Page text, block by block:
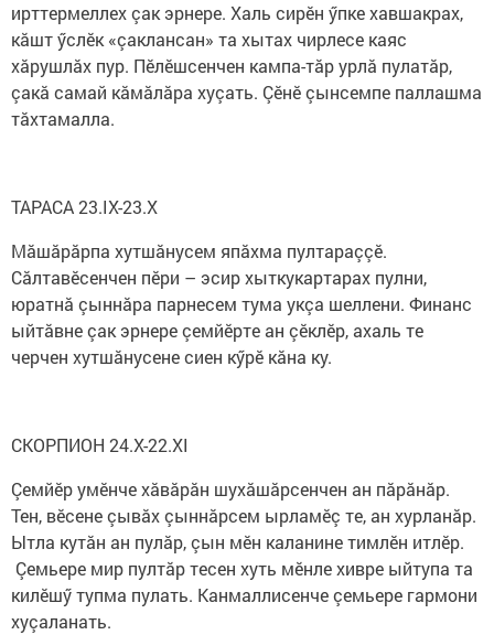
ирттермеллех çак эрнере. Халь сирӗн ӳпке хавшакрах,
кăшт ӳслӗк «çаклансан» та хытах чирлесе каяс
хăрушлăх пур. Пӗлӗшсенчен кампа-тăр урлă пулатăр,
çакă самай кăмăлăра хуçать. Çӗнӗ çынсемпе паллашма
тăхтамалла.
ТАРАСА 23.IX-23.X
Мăшăрăрпа хутшăнусем япăхма пултараççӗ.
Сăлтавӗсенчен пӗри – эсир хыткукартарах пулни,
юратнă çыннăра парнесем тума укçа шеллени. Финанс
ыйтăвне çак эрнере çемйӗрте ан çӗклӗр, ахаль те
черчен хутшăнусене сиен кӳрӗ кăна ку.
СКОРПИОН 24.X-22.XI
Çемйӗр умӗнче хăвăрăн шухăшăрсенчен ан пăрăнăр.
Тен, вӗсене çывăх çыннăрсем ырламӗç те, ан хурланăр.
Ытла кутăн ан пулăр, çын мӗн каланине тимлӗн итлӗр.
Çемьере мир пултăр тесен хуть мӗнле хивре ыйтупа та
килӗшӳ тупма пулать. Канмаллисенче çемьере гармони
хуçаланать.